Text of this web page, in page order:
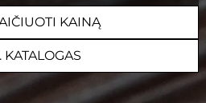
KATALOGAS
KAINĄ